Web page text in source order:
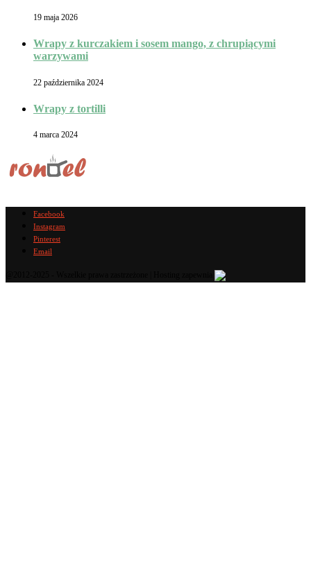
19 maja 2026
Wrapy z kurczakiem i sosem mango, z chrupiącymi
warzywami
22 października 2024
Wrapy z tortilli
4 marca 2024
Facebook
Instagram
Pinterest
Email